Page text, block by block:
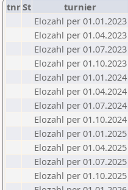
tnrSt turnier
Elozahl per 01.01.2023
Elozahl per 01.04.2023
Elozahl per 01.07.2023
Elozahl per 01.10.2023
Elozahl per 01.01.2024
Elozahl per 01.04.2024
Elozahl per 01.07.2024
Elozahl per 01.10.2024
Elozahl per 01.01.2025
Elozahl per 01.04.2025
Elozahl per 01.07.2025
Elozahl per 01.10.2025